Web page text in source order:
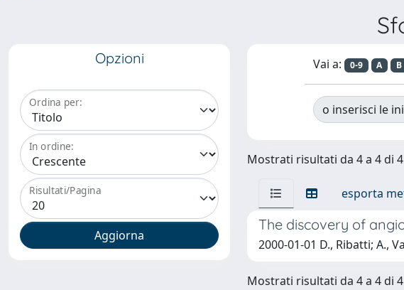
Opzioni
Ordina per:
In ordine:
Risultati/Pagina
Vai a: 0-9 A B
o inserisci le
Mostrati risultati da 4 a 4 di 4
esporta
The discovery of
2000-01-01 D., Ribatti; A.,
Mostrati risultati da 4 a 4 di 4